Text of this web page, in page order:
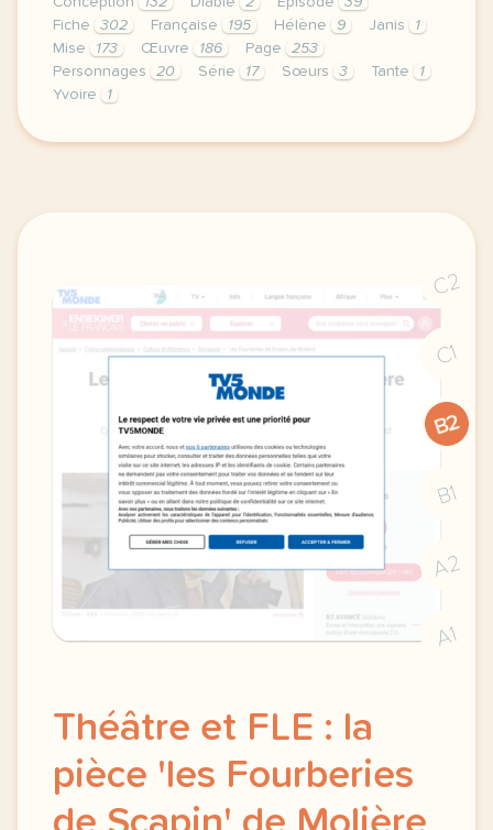
Fiche
302 Française 195 Hélène 9 Janis
1
Mise
173 Œuvre 186 Page
253
Personnages
20 Série 17 Sœurs 3 Tante
1
Yvoire
1
le respect de votre vie privee est une priorite
C2
C1
B2
B1
A2
A1
Théâtre et FLE : la
pièce 'les Fourberies